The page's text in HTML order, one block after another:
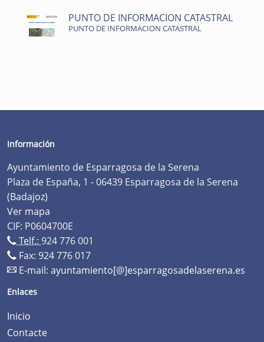
PUNTO DE INFORMACION CATASTRAL
PUNTO DE INFORMACION CATASTRAL
Información
Ayuntamiento de Esparragosa de la Serena
Plaza de España, 1 - 06439 Esparragosa de la Serena
(Badajoz)
Ver mapa
CIF: P0604700E
Telf.: 924 776 001
Fax: 924 776 017
E-mail: ayuntamiento[@]esparragosadelaserena.es
Enlaces
Inicio
Contacte